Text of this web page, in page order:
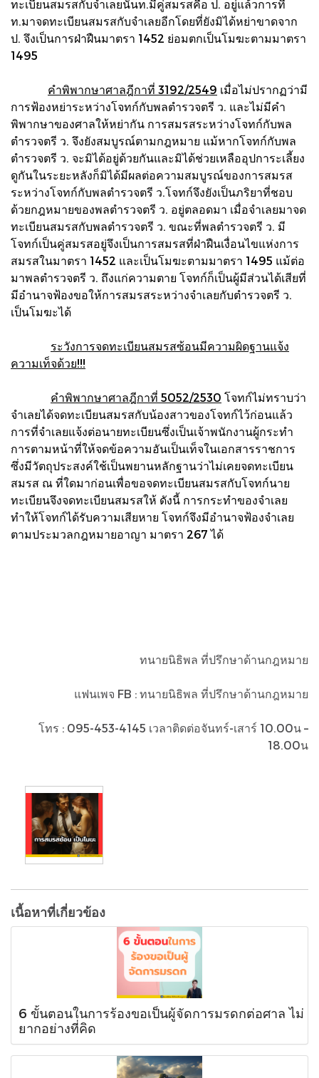
ทะเบียนสมรสกับจำเลยนั้นท.มีคู่สมรสคือ ป. อยู่แล้วการที่
ท.มาจดทะเบียนสมรสกับจำเลยอีกโดยที่ยังมิได้หย่าขาดจาก
ป. จึงเป็นการฝ่าฝืนมาตรา 1452 ย่อมตกเป็นโมฆะตามมาตรา
1495
คำพิพากษาศาลฎีกาที่ 3192/2549 เมื่อไม่ปรากฏว่ามี
การฟ้องหย่าระหว่างโจทก์กับพลตำรวจตรี ว. และไม่มีคำ
พิพากษาของศาลให้หย่ากัน การสมรสระหว่างโจทก์กับพล
ตำรวจตรี ว. จึงยังสมบูรณ์ตามกฎหมาย แม้หากโจทก์กับพล
ตำรวจตรี ว. จะมิได้อยู่ด้วยกันและมิได้ช่วยเหลืออุปการะเลี้ยง
ดูกันในระยะหลังก็มิได้มีผลต่อความสมบูรณ์ของการสมรส
ระหว่างโจทก์กับพลตำรวจตรี ว.โจทก์จึงยังเป็นภริยาที่ชอบ
ด้วยกฎหมายของพลตำรวจตรี ว. อยู่ตลอดมา เมื่อจำเลยมาจด
ทะเบียนสมรสกับพลตำรวจตรี ว. ขณะที่พลตำรวจตรี ว. มี
โจทก์เป็นคู่สมรสอยู่จึงเป็นการสมรสที่ฝ่าฝืนเงื่อนไขแห่งการ
สมรสในมาตรา 1452 และเป็นโมฆะตามมาตรา 1495 แม้ต่อ
มาพลตำรวจตรี ว. ถึงแก่ความตาย โจทก์ก็เป็นผู้มีส่วนได้เสียที่
มีอำนาจฟ้องขอให้การสมรสระหว่างจำเลยกับตำรวจตรี ว.
เป็นโมฆะได้
ระวังการจดทะเบียนสมรสซ้อนมีความผิดฐานแจ้ง
ความเท็จด้วย!!!
คำพิพากษาศาลฎีกาที่ 5052/2530 โจทก์ไม่ทราบว่า
จำเลยได้จดทะเบียนสมรสกับน้องสาวของโจทก์ไว้ก่อนแล้ว
การที่จำเลยแจ้งต่อนายทะเบียนซึ่งเป็นเจ้าพนักงานผู้กระทำ
การตามหน้าที่ให้จดข้อความอันเป็นเท็จในเอกสารราชการ
ซึ่งมีวัตถุประสงค์ใช้เป็นพยานหลักฐานว่าไม่เคยจดทะเบียน
สมรส ณ ที่ใดมาก่อนเพื่อขอจดทะเบียนสมรสกับโจทก์นาย
ทะเบียนจึงจดทะเบียนสมรสให้ ดังนี้ การกระทำของจำเลย
ทำให้โจทก์ได้รับความเสียหาย โจทก์จึงมีอำนาจฟ้องจำเลย
ตามประมวลกฎหมายอาญา มาตรา 267 ได้
ทนายนิธิพล ที่ปรึกษาด้านกฎหมาย
แฟนเพจ FB : ทนายนิธิพล ที่ปรึกษาด้านกฎหมาย
โทร : 095-453-4145 เวลาติดต่อจันทร์-เสาร์ 10.00น –
18.00น
เนื้อหาที่เกี่ยวข้อง
6 ขั้นตอนในการร้องขอเป็นผู้จัดการมรดกต่อศาล ไม่
ยากอย่างที่คิด